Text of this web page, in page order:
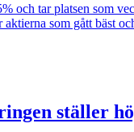
och tar platsen som
som gått bäst
ställer